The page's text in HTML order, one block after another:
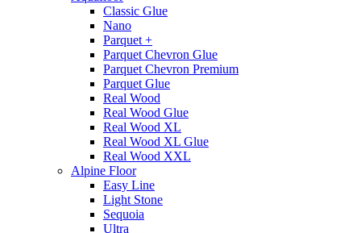
Classic Glue
Nano
Parquet +
Parquet Chevron Glue
Parquet Chevron Premium
Parquet Glue
Real Wood
Real Wood Glue
Real Wood XL
Real Wood XL Glue
Real Wood XXL
Alpine Floor
Easy Line
Light Stone
Sequoia
Ultra